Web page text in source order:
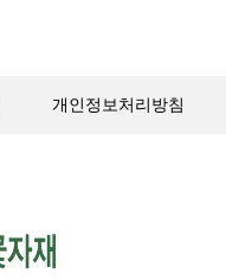
개인정보처리방침